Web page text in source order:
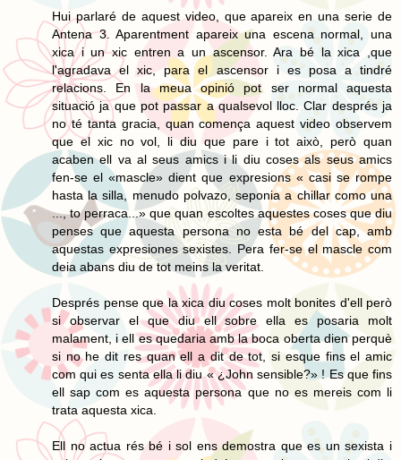
Hui parlaré de aquest video, que apareix en una serie de
Antena 3. Aparentment apareix una escena normal, una
xica i un xic entren a un ascensor. Ara bé la xica ,que
l'agradava el xic, para el ascensor i es posa a tindré
relacions. En la meua opinió pot ser normal aquesta
situació ja que pot passar a qualsevol lloc. Clar després ja
no té tanta gracia, quan comença aquest video observem
que el xic no vol, li diu que pare i tot això, però quan
acaben ell va al seus amics i li diu coses als seus amics
fen-se el «mascle» dient que expresions « casi se rompe
hasta la silla, menudo polvazo, seponia a chillar como una
..., to perraca...» que quan escoltes aquestes coses que diu
penses que aquesta persona no esta bé del cap, amb
aquestas expresiones sexistes. Pera fer-se el mascle com
deia abans diu de tot meins la veritat.
Després pense que la xica diu coses molt bonites d'ell però
si observar el que diu ell sobre ella es posaria molt
malament, i ell es quedaria amb la boca oberta dien perquè
si no he dit res quan ell a dit de tot, si esque fins el amic
com qui es senta ella li diu « ¿John sensible?» ! Es que fins
ell sap com es aquesta persona que no es mereis com li
trata aquesta xica.
Ell no actua rés bé i sol ens demostra que es un sexista i